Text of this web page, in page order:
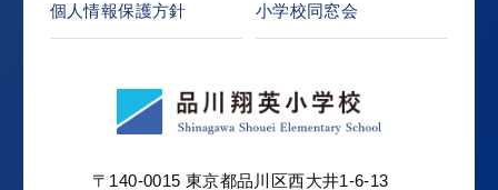
個人情報保護方針 小学校同窓会
〒140-0015 東京都品川区西大井1-6-13